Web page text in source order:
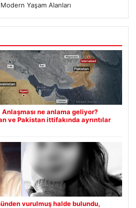
Yaşam Alanları
ne anlama geliyor?
ve Pakistan ittifakında ayrıntılar
vurulmuş halde bulundu,